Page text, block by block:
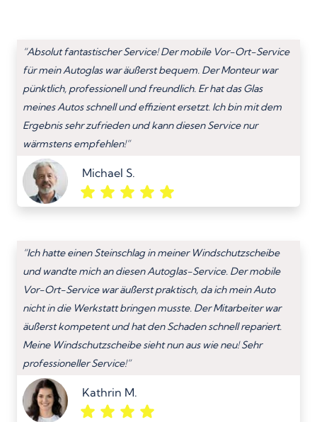
“Absolut fantastischer Service! Der mobile Vor-Ort-Service
für mein Autoglas war äußerst bequem. Der Monteur war
pünktlich, professionell und freundlich. Er hat das Glas
meines Autos schnell und effizient ersetzt. Ich bin mit dem
Ergebnis sehr zufrieden und kann diesen Service nur
wärmstens empfehlen!”
Michael S.
“Ich hatte einen Steinschlag in meiner Windschutzscheibe
und wandte mich an diesen Autoglas-Service. Der mobile
Vor-Ort-Service war äußerst praktisch, da ich mein Auto
nicht in die Werkstatt bringen musste. Der Mitarbeiter war
äußerst kompetent und hat den Schaden schnell repariert.
Meine Windschutzscheibe sieht nun aus wie neu! Sehr
professioneller Service!”
Kathrin M.